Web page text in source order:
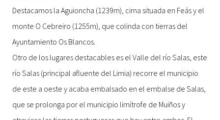
Destacamos la Aguioncha (1239m), cima situada en Feás y el
monte O Cebreiro (1255m), que colinda con tierras del
Ayuntamiento Os Blancos.
Otro de los lugares destacables es el Valle del río Salas, este
río Salas (principal afluente del Limia) recorre el municipio
de este a oeste y acaba embalsado en el embalse de Salas,
que se prolonga por el municipio limítrofe de Muiños y